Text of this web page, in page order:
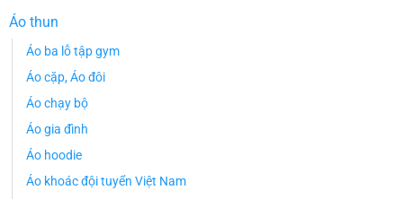
Áo thun
Áo ba lỗ tập gym
Áo cặp, Áo đôi
Áo chạy bộ
Áo gia đình
Áo hoodie
Áo khoác đội tuyển Việt Nam